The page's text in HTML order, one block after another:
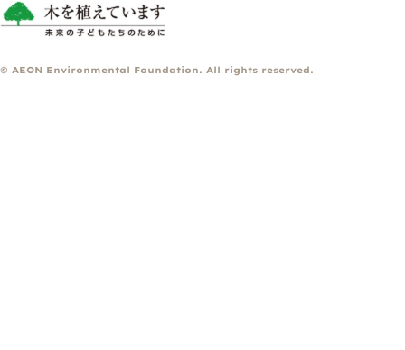
© AEON Environmental Foundation. All rights reserved.